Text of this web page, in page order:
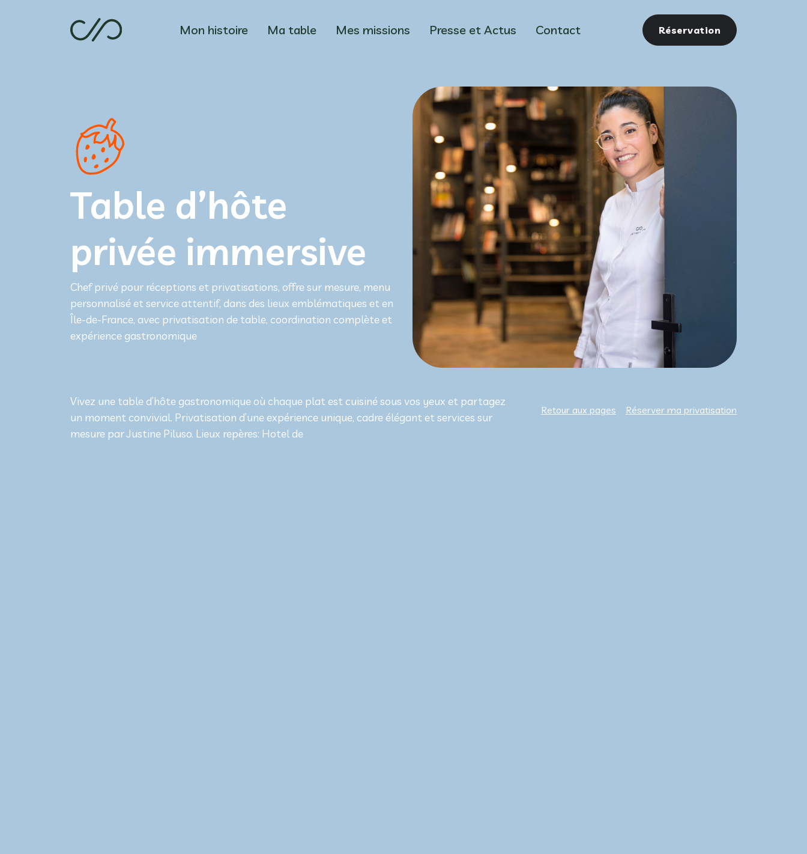
Mon histoire Ma table Mes missions Presse et Actus Contact Réservation
Table d’hôte
privée immersive
Chef privé pour réceptions et privatisations, offre sur mesure, menu
personnalisé et service attentif, dans des lieux emblématiques et en
Île-de-France, avec privatisation de table, coordination complète et
expérience gastronomique
Vivez une table d’hôte gastronomique où chaque plat est cuisiné sous vos yeux et partagez
un moment convivial. Privatisation d’une expérience unique, cadre élégant et services sur
mesure par Justine Piluso. Lieux repères: Hotel de
Retour aux pages Réserver ma privatisation